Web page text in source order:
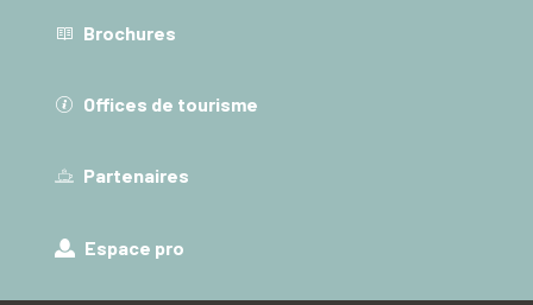
Brochures
Offices de tourisme
Partenaires
Espace pro